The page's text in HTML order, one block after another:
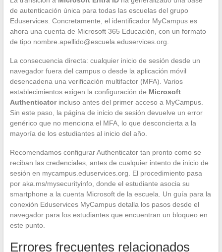
de autenticación única para todas las escuelas del grupo
Eduservices. Concretamente, el identificador MyCampus es
ahora una cuenta de Microsoft 365 Educación, con un formato
de tipo nombre.apellido@escuela.eduservices.org
La consecuencia directa: cualquier inicio de sesión desde un
navegador fuera del campus o desde la aplicación móvil
desencadena una verificación multifactor (MFA). Varios
establecimientos exigen la configuración de Microsoft
Authenticatorincluso antes del primer acceso a MyCampus.
Sin este paso, la página de inicio de sesión devuelve un error
genérico que no menciona el MFA, lo que desconcierta a la
mayoría de los estudiantes al inicio del año.
Recomendamos configurar Authenticator tan pronto como se
reciban las credenciales, antes de cualquier intento de inicio de
sesión en mycampus.eduservices.org. El procedimiento pasa
por aka.ms/mysecurityinfo, donde el estudiante asocia su
smartphone a la cuenta Microsoft de la escuela. Un guía para la
conexión Eduservices MyCampus detalla los pasos desde el
navegador para los estudiantes que encuentran un bloqueo en
este punto.
Errores frecuentes relacionados